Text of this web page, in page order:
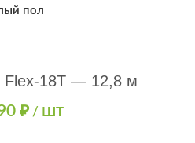
пол
18T — 12,8 м
₽ / ШТ